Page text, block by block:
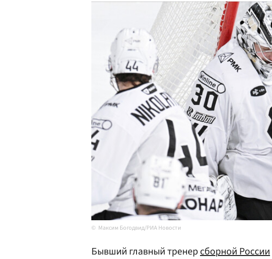
Максим Богодвид/РИА Новости
Бывший главный тренерсборной России